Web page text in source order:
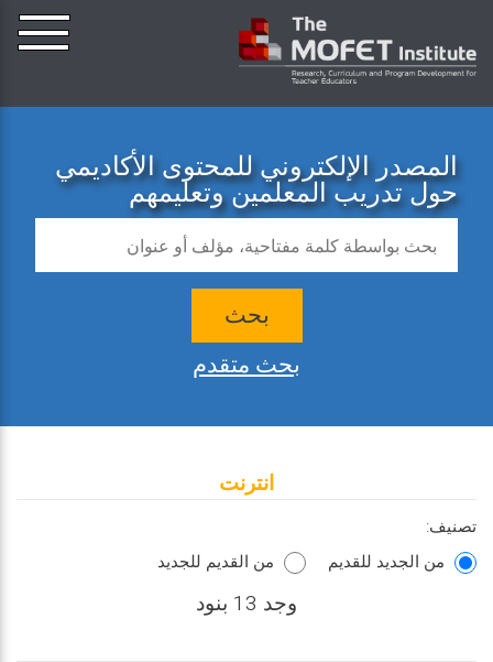
المصدر الإلكتروني للمحتوى الأكاديمي
حول تدريب المعلمين وتعليمهم
بحث
بحث متقدم
انترنت
تصنيف:
من الجديد للقديم
من القديم للجديد
وجد 13 بنود